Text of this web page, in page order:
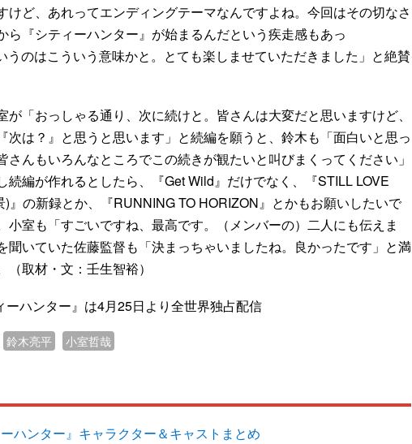
けど、あれってエンディングテーマなんですよね。今回はその切なさ
ら『シティーハンター』が始まるんだという疾走感もあっ
うのはこういう意味かと。とても楽しませていただきました」と絶賛
「おっしゃる通り、次に続けと。皆さんは大変だと思いますけど、
次は？』と思うと思います」と続編を願うと、鈴木も「面白いと思っ
さんもいろんなところでこの続きが観たいと叫びまくってください」
続編が作れるとしたら、『Get Wild』だけでなく、『STILL LOVE
)』の新録とか、『RUNNING TO HORIZON』とかもお願いしたいで
小室も「すごいですね、最高です。（メンバーの）二人にも伝えま
聞いていた佐藤監督も「決まっちゃいましたね。良かったです」と満
取材・文：壬生智裕）
ーハンター』は4月25日より全世界独占配信
鈴木亮平 小室哲哉
ハンター』キャラクター＆キャストまとめ